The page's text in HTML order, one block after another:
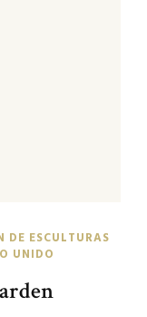
DE ESCULTURAS
UNIDO